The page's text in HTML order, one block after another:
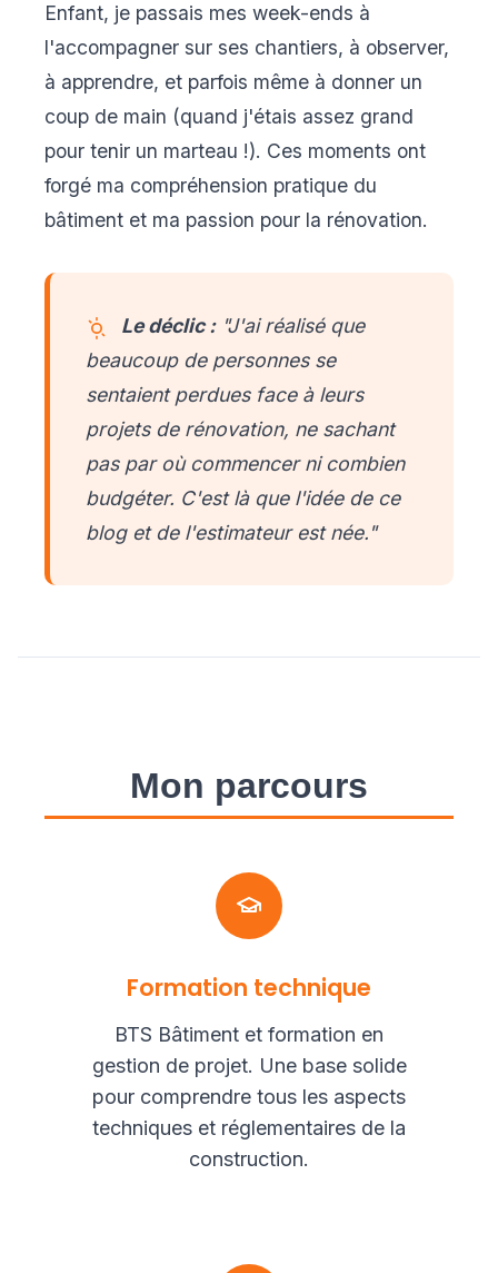
Enfant, je passais mes week-ends à
l'accompagner sur ses chantiers, à observer,
à apprendre, et parfois même à donner un
coup de main (quand j'étais assez grand
pour tenir un marteau !). Ces moments ont
forgé ma compréhension pratique du
bâtiment et ma passion pour la rénovation.
Le déclic :"J'ai réalisé que
beaucoup de personnes se
sentaient perdues face à leurs
projets de rénovation, ne sachant
pas par où commencer ni combien
budgéter. C'est là que l'idée de ce
blog et de l'estimateur est née."
Mon parcours
Formation technique
BTS Bâtiment et formation en
gestion de projet. Une base solide
pour comprendre tous les aspects
techniques et réglementaires de la
construction.